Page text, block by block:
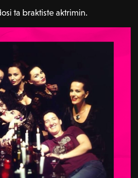
ta braktiste aktrimin.